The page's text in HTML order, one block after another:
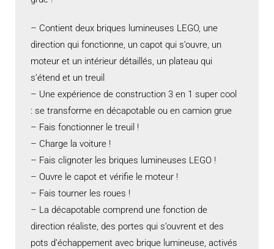
– Contient deux briques lumineuses LEGO, une
direction qui fonctionne, un capot qui s’ouvre, un
moteur et un intérieur détaillés, un plateau qui
s’étend et un treuil
– Une expérience de construction 3 en 1 super cool
: se transforme en décapotable ou en camion grue
– Fais fonctionner le treuil !
– Charge la voiture !
– Fais clignoter les briques lumineuses LEGO !
– Ouvre le capot et vérifie le moteur !
– Fais tourner les roues !
– La décapotable comprend une fonction de
direction réaliste, des portes qui s’ouvrent et des
pots d’échappement avec brique lumineuse, activés